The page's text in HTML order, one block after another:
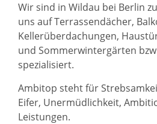
Wir sind in Wildau bei Berlin
uns auf Terrassendächer,
Kellerüberdachungen,
und Sommerwintergärten
spezialisiert.
Ambitop steht für
Eifer, Unermüdlichkeit,
Leistungen.